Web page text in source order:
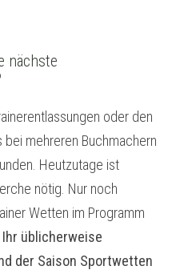
nächste
oder den
bei mehreren Buchmachern
Heutzutage ist
nötig. Nur noch
Wetten im Programm
Ihr üblicherweise
der Saison Sportwetten